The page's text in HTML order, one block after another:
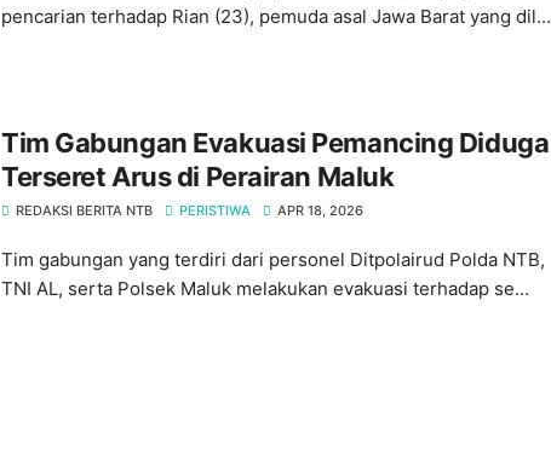
pencarian terhadap Rian (23), pemuda asal Jawa Barat yang dil...
Tim Gabungan Evakuasi Pemancing Diduga
Terseret Arus di Perairan Maluk
REDAKSI BERITA NTB PERISTIWA APR 18, 2026
Tim gabungan yang terdiri dari personel Ditpolairud Polda NTB,
TNI AL, serta Polsek Maluk melakukan evakuasi terhadap se...